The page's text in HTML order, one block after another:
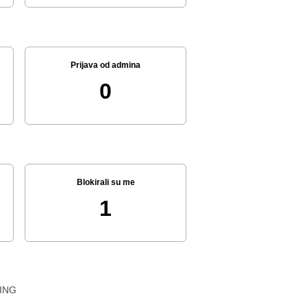
Prijava od admina
0
Blokirali su me
1